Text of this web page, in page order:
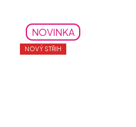
NOVINKA
NOVÝ STŘIH